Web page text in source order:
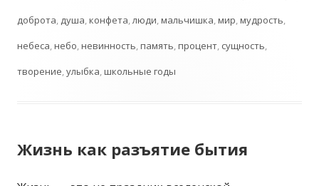
доброта, душа,конфета,люди,мальчишка,мир,мудрость,
небеса,небо,невинность,память,процент, сущность,
творение,улыбка,школьные годы
Жизнь как разъятие бытия